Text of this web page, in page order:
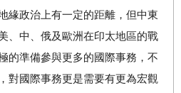
緣政治上有一定的距離，但中東
、中、俄及歐洲在印太地區的戰
的準備參與更多的國際事務，不
對國際事務更是需要有更為宏觀